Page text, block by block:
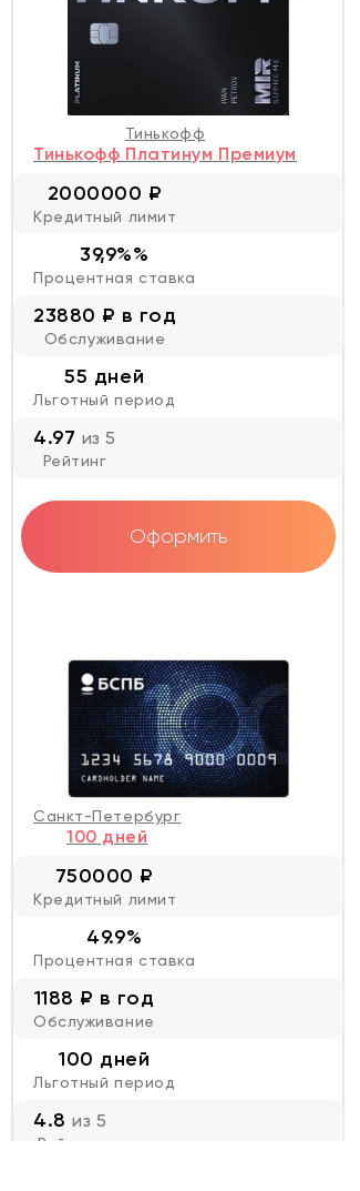
Тинькофф
Тинькофф Платинум Премиум
2000000 ₽
Кредитный лимит
39,9%%
Процентная ставка
23880 ₽ в год
Обслуживание
55 дней
Льготный период
4.97 из 5
Рейтинг
Оформить
Санкт-Петербург
100 дней
750000 ₽
Кредитный лимит
49.9%
Процентная ставка
1188 ₽ в год
Обслуживание
100 дней
Льготный период
4.8из 5
Рейтинг